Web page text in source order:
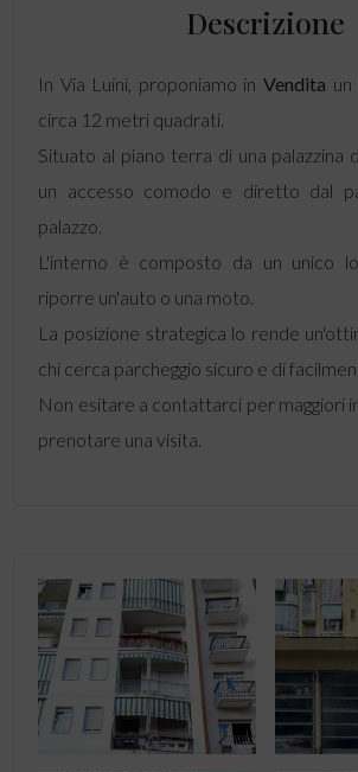
Descrizione
In Via Luini, proponiamo in Vendita un
circa 12 metri quadrati.
Situato al piano terra di una palazzina
un accesso comodo e diretto dal
palazzo.
L'interno è composto da un unico
riporre un'auto o una moto.
La posizione strategica lo rende
chi cerca parcheggio sicuro e di
Non esitare a contattarci per maggiori
prenotare una visita.